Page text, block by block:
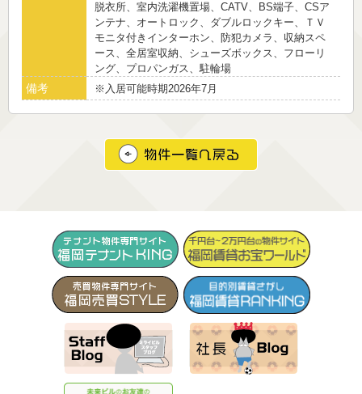
脱衣所、室内洗濯機置場、CATV、BS端子、CSア
ンテナ、オートロック、ダブルロックキー、ＴＶ
モニタ付きインターホン、防犯カメラ、収納スペ
ース、全居室収納、シューズボックス、フローリ
ング、プロパンガス、駐輪場
備考 ※入居可能時期2026年7月